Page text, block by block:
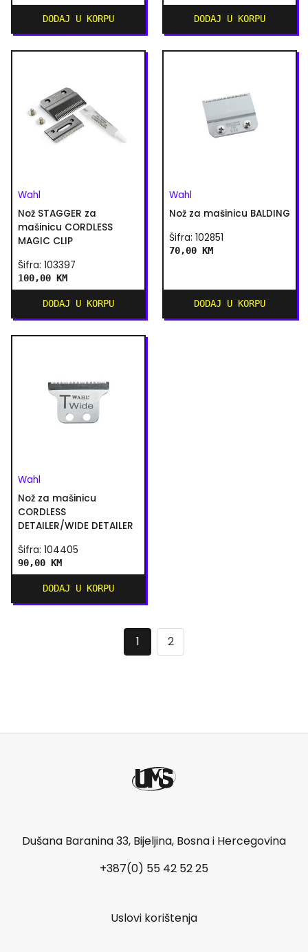
DODAJ U KORPU DODAJ U KORPU
Wahl
Nož STAGGER za
mašinicu CORDLESS
MAGIC CLIP
Šifra: 103397
100,00 KM
DODAJ U KORPU
Wahl
Nož za mašinicu BALDING
Šifra: 102851
70,00 KM
DODAJ U KORPU
Wahl
Nož za mašinicu
CORDLESS
DETAILER/WIDE DETAILER
Šifra: 104405
90,00 KM
DODAJ U KORPU
1 2
Dušana Baranina 33, Bijeljina, Bosna i Hercegovina
+387(0) 55 42 52 25
Uslovi korištenja